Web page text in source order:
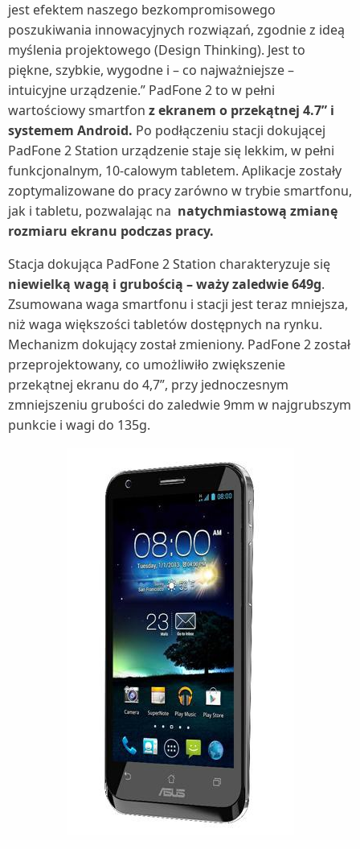
jest efektem naszego bezkompromisowego
poszukiwania innowacyjnych rozwiązań, zgodnie z ideą
myślenia projektowego (Design Thinking). Jest to
piękne, szybkie, wygodne i – co najważniejsze –
intuicyjne urządzenie.” PadFone 2 to w pełni
wartościowy smartfon z ekranem o przekątnej 4.7” i
systemem Android. Po podłączeniu stacji dokującej
PadFone 2 Station urządzenie staje się lekkim, w pełni
funkcjonalnym, 10-calowym tabletem. Aplikacje zostały
zoptymalizowane do pracy zarówno w trybie smartfonu,
jak i tabletu, pozwalając na natychmiastową zmianę
rozmiaru ekranu podczas pracy.
Stacja dokująca PadFone 2 Station charakteryzuje się
niewielką wagą i grubością – waży zaledwie 649g.
Zsumowana waga smartfonu i stacji jest teraz mniejsza,
niż waga większości tabletów dostępnych na rynku.
Mechanizm dokujący został zmieniony. PadFone 2 został
przeprojektowany, co umożliwiło zwiększenie
przekątnej ekranu do 4,7”, przy jednoczesnym
zmniejszeniu grubości do zaledwie 9mm w najgrubszym
punkcie i wagi do 135g.